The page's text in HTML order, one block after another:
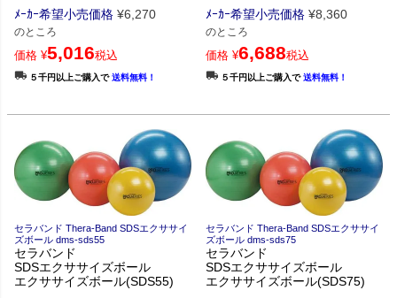
ﾒｰｶｰ希望小売価格 ¥6,270
のところ
価格 ¥5,016税込
５千円以上ご購入で送料無料！
ﾒｰｶｰ希望小売価格 ¥8,360
のところ
価格 ¥6,688税込
５千円以上ご購入で送料無料！
セラバンド Thera-Band SDSエクササイ
ズボール dms-sds55
セラバンド
SDSエクササイズボール
エクササイズボール(SDS55)
セラバンド Thera-Band SDSエクササイ
ズボール dms-sds75
セラバンド
SDSエクササイズボール
エクササイズボール(SDS75)